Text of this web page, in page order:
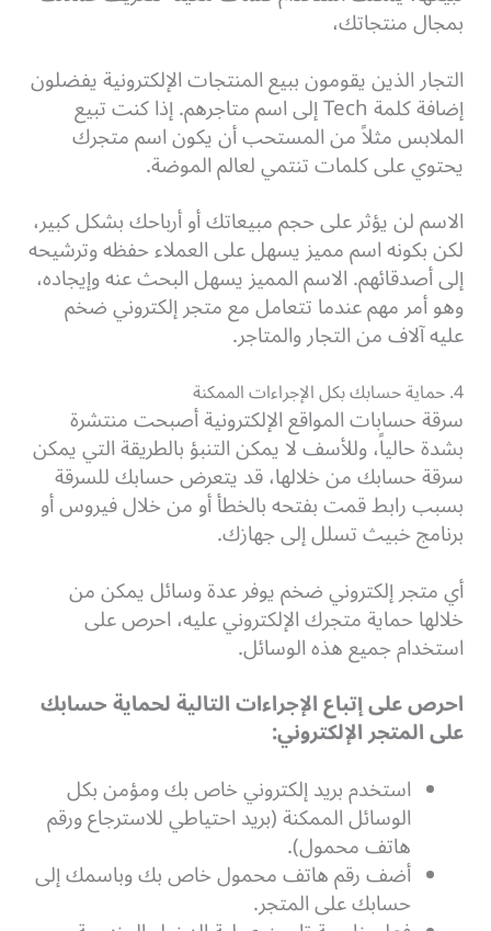
بمجال منتجاتك،
التجار الذين يقومون ببيع المنتجات الإلكترونية يفضلون
إضافة كلمة Tech إلى اسم متاجرهم. إذا كنت تبيع
الملابس مثلاً من المستحب أن يكون اسم متجرك
يحتوي على كلمات تنتمي لعالم الموضة.
الاسم لن يؤثر على حجم مبيعاتك أو أرباحك بشكل كبير،
لكن بكونه اسم مميز يسهل على العملاء حفظه وترشيحه
إلى أصدقائهم. الاسم المميز يسهل البحث عنه وإيجاده،
وهو أمر مهم عندما تتعامل مع متجر إلكتروني ضخم
عليه آلاف من التجار والمتاجر.
4. حماية حسابك بكل الإجراءات الممكنة
سرقة حسابات المواقع الإلكترونية أصبحت منتشرة
بشدة حالياً، وللأسف لا يمكن التنبؤ بالطريقة التي يمكن
سرقة حسابك من خلالها، قد يتعرض حسابك للسرقة
بسبب رابط قمت بفتحه بالخطأ أو من خلال فيروس أو
برنامج خبيث تسلل إلى جهازك.
أي متجر إلكتروني ضخم يوفر عدة وسائل يمكن من
خلالها حماية متجرك الإلكتروني عليه، احرص على
استخدام جميع هذه الوسائل.
احرص على إتباع الإجراءات التالية لحماية حسابك
على المتجر الإلكتروني:
استخدم بريد إلكتروني خاص بك ومؤمن بكل
الوسائل الممكنة (بريد احتياطي للاسترجاع ورقم
هاتف محمول).
أضف رقم هاتف محمول خاص بك وباسمك إلى
حسابك على المتجر.